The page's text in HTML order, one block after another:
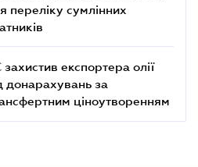
переліку сумлінних
експортера олії
донарахувань за
ціноутворенням